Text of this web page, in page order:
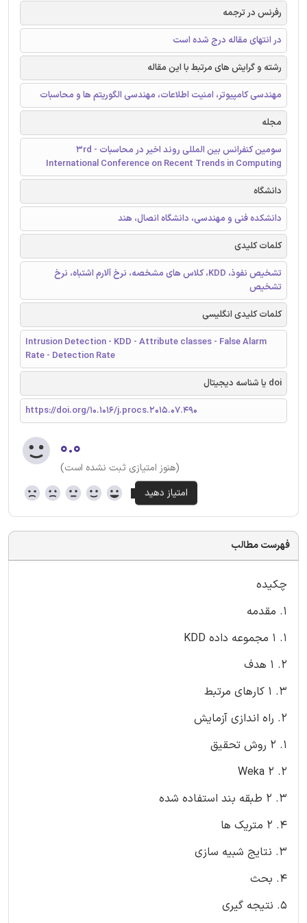
رفرنس در ترجمه
در انتهای مقاله درج شده است
رشته و گرایش های مرتبط با این مقاله
مهندسی کامپیوتر، امنیت اطلاعات، مهندسی الگوریتم ها و محاسبات
مجله
سومین کنفرانس بین المللی روند اخیر در محاسبات - 3rd
International Conference on Recent Trends in Computing
دانشگاه
دانشکده فنی و مهندسی، دانشگاه انصال، هند
کلمات کلیدی
تشخیص نفوذ، KDD، کلاس های مشخصه، نرخ آلارم اشتباه، نرخ
تشخیص
کلمات کلیدی انگلیسی
Intrusion Detection - KDD - Attribute classes - False Alarm
Rate - Detection Rate
doi یا شناسه دیجیتال
https://doi.org/10.1016/j.procs.2015.07.490
۰.۰
(هنوز امتیازی ثبت نشده است)
فهرست مطالب
چکیده
1. مقدمه
1. 1 مجموعه داده KDD
2. 1 هدف
3. 1 کارهای مرتبط
2. راه اندازی آزمایش
1. 2 روش تحقیق
2. 2 Weka
3. 2 طبقه بند استفاده شده
4. 2 متریک ها
3. نتایج شبیه سازی
4. بحث
5. نتیجه گیری